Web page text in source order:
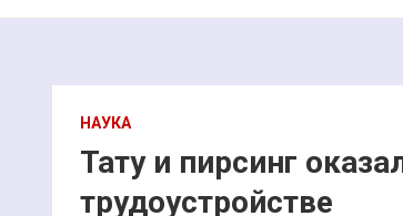
НАУКА
Тату и пирсинг
трудоустройстве